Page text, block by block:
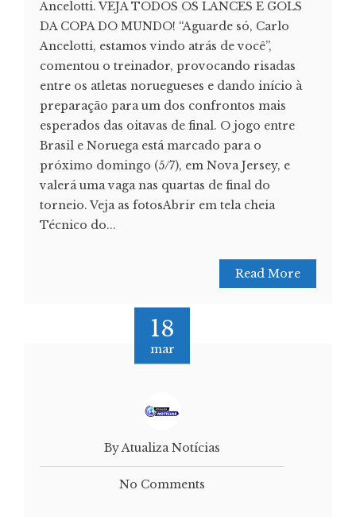
Ancelotti. VEJA TODOS OS LANCES E GOLS
DA COPA DO MUNDO! “Aguarde só, Carlo
Ancelotti, estamos vindo atrás de você”,
comentou o treinador, provocando risadas
entre os atletas noruegueses e dando início à
preparação para um dos confrontos mais
esperados das oitavas de final. O jogo entre
Brasil e Noruega está marcado para o
próximo domingo (5/7), em Nova Jersey, e
valerá uma vaga nas quartas de final do
torneio. Veja as fotosAbrir em tela cheia
Técnico do...
Read More
18
mar
By Atualiza Notícias
No Comments